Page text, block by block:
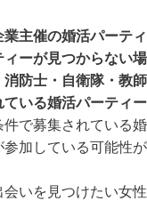
業主催の婚活パーテ
ィーが見つからない
防士・自衛隊・教師
いる婚活パーティ
件で募集されている
加している可能性が
会いを見つけたい女